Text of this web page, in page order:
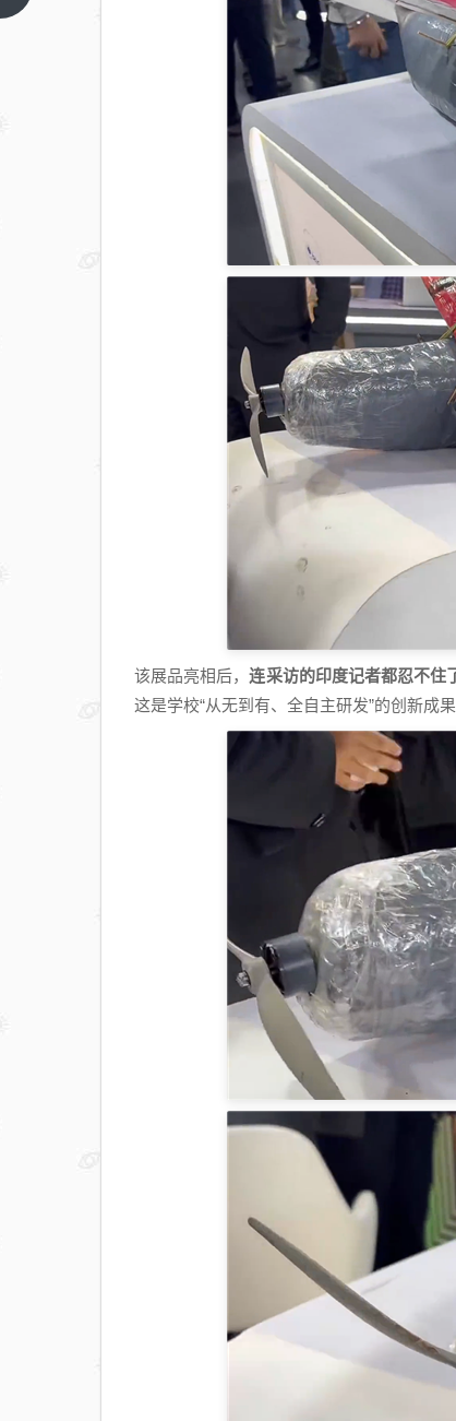
该展品亮相后，连采访的印度记者都忍不住
这是学校“从无到有、全自主研发”的创新成